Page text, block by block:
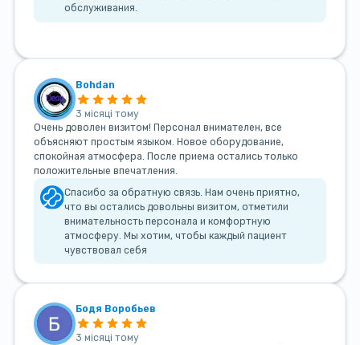
обслуживания.
Bohdan
3 місяці тому
Очень доволен визитом! Персонал внимателен, все
объясняют простым языком. Новое оборудование,
спокойная атмосфера. После приема остались только
положительные впечатления.
Спасибо за обратную связь. Нам очень приятно,
что вы остались довольны визитом, отметили
внимательность персонала и комфортную
атмосферу. Мы хотим, чтобы каждый пациент
чувствовал себя
Бодя Воробьев
3 місяці тому